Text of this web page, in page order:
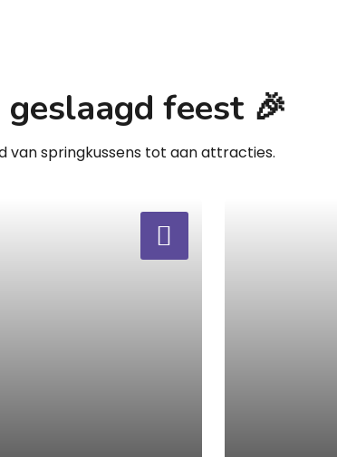
feest 🎉
van springkussens tot aan attracties.